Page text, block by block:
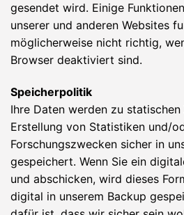
gesendet wird. Einige
unserer und anderen Websites
möglicherweise nicht richtig,
Browser deaktiviert sind.
Speicherpolitik
Ihre Daten werden zu
Erstellung von Statistiken und/
Forschungszwecken sicher in
gespeichert. Wenn Sie ein
und abschicken, wird dieses
digital in unserem Backup